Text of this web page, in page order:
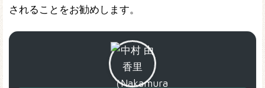
されることをお勧めします。